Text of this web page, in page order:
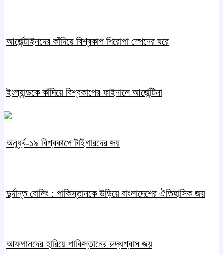
আর্জেন্টাইনদের কাঁদিয়ে বিশ্বকাপ শিরোপা স্পেনের ঘরে
ইংল্যান্ডকে কাঁদিয়ে বিশ্বকাপের ফাইনালে আর্জেন্টিনা
অনূর্ধ্ব-১৯ বিশ্বকাপে টাইগারদের জয়
দুর্দান্ত বোলিং : পাকিস্তানকে উড়িয়ে বাংলাদেশের ঐতিহাসিক জয়
আফগানদের হারিয়ে পাকিস্তানের রুদ্ধশ্বাস জয়